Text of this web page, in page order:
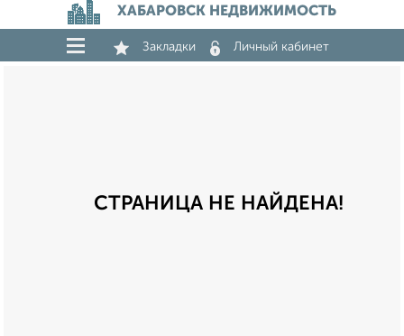
ХАБАРОВСК НЕДВИЖИМОСТЬ
Закладки Личный кабинет
СТРАНИЦА НЕ НАЙДЕНА!